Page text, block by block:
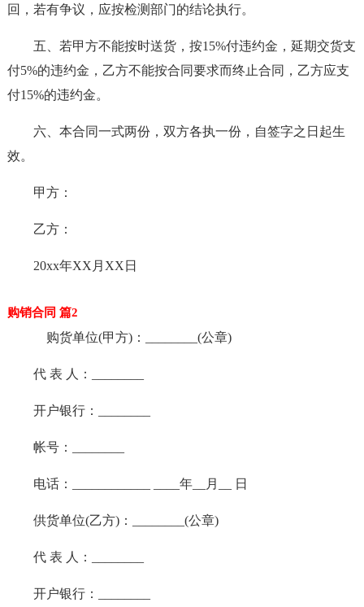
回，若有争议，应按检测部门的结论执行。
五、若甲方不能按时送货，按15%付违约金，延期交货支
付5%的违约金，乙方不能按合同要求而终止合同，乙方应支
付15%的违约金。
六、本合同一式两份，双方各执一份，自签字之日起生
效。
甲方：
乙方：
20xx年XX月XX日
购销合同 篇2
购货单位(甲方)：________(公章)
代 表 人：________
开户银行：________
帐号：________
电话：____________ ____年__月__ 日
供货单位(乙方)：________(公章)
代 表 人：________
开户银行：________